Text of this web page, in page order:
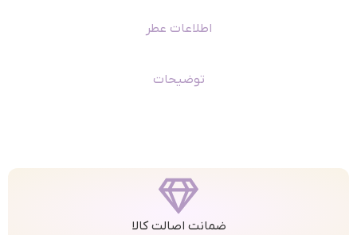
اطلاعات عطر
توضیحات
ضمانت اصالت کالا